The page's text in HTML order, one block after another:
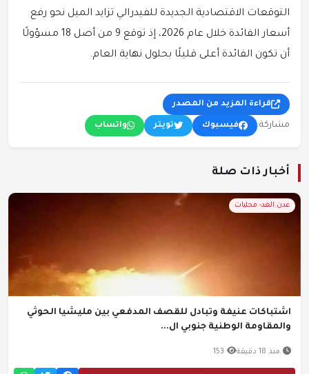
التوقعات الاقتصادية الجديدة للفيدرالي تزايد الميل نحو رفع
أسعار الفائدة خلال عام 2026، إذ توقع 9 من أصل 18 مسؤولًا
أن تكون الفائدة أعلى قليلًا بحلول نهاية العام.
قراءة المزيد من المصدر
مشاركة: فيسبوك تويتر واتساب
أخبار ذات صلة
عدن الغد- محليات
اشتباكات عنيفة وتبادل للقصف المدفعي بين مليشيا الحوثي
والمقاومة الوطنية جنوبي ال...
منذ 18 دقيقة 153